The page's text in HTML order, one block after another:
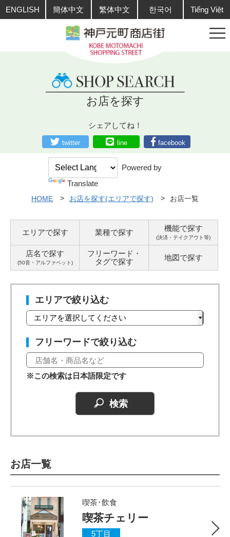
ENGLISH 簡体中文 繁体中文 한국어 Tiếng Việt
お店を探す
シェアしてね！
twitter line facebook
Powered by
Translate
HOME お店を探す(エリアで探す) お店一覧
エリアで探す 業種で探す 機能で探す
(決済・テイクアウト等)
店名で探す
(50音・アルファベット)
フリーワード・
タグで探す 地図で探す
エリアで絞り込む
フリーワードで絞り込む
※この検索は日本語限定です
お店一覧
喫茶･飲食
喫茶チェリー
5丁目